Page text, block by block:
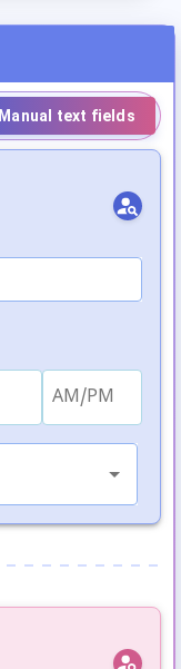
Manual text fields